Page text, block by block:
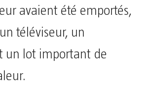
avaient été emportés,
téléviseur, un
un lot important de